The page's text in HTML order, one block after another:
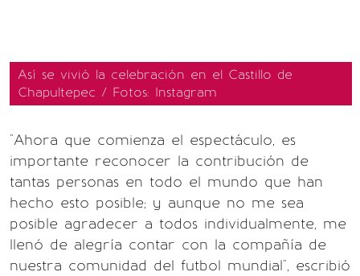
Así se vivió la celebración en el Castillo de
Chapultepec / Fotos: Instagram
"Ahora que comienza el espectáculo, es
importante reconocer la contribución de
tantas personas en todo el mundo que han
hecho esto posible; y aunque no me sea
posible agradecer a todos individualmente, me
llenó de alegría contar con la compañía de
nuestra comunidad del futbol mundial", escribió